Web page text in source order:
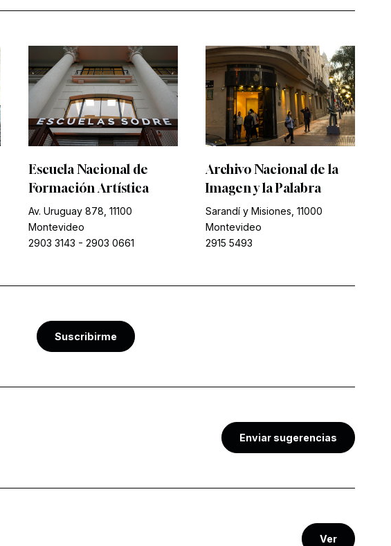
Escuela Nacional de
Formación Artística
Av. Uruguay 878, 11100
Montevideo
2903 3143 - 2903 0661
Archivo Nacional de la
Imagen y la Palabra
Sarandí y Misiones, 11000
Montevideo
2915 5493
Suscribirme
Enviar sugerencias
Ver